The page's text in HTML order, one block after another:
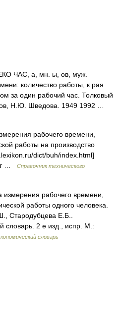
ЧАС, а, мн. ы, ов, муж.
количество работы, к рая
за один рабочий час. Толковый
Н.Ю. Шведова. 1949 1992 …
рабочего времени,
работы на производство
dict/buh/index.html]
…
Справочник технического
рабочего времени,
работы одного человека.
Стародубцева Е.Б..
словарь. 2 е изд., испр. М.:
словарь